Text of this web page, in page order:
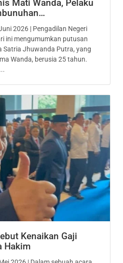
Mati Wanda, Pelaku
2026 | Pengadilan Negeri
ini mengumumkan putusan
Satria Jhuwanda Putra, yang
Wanda, berusia 25 tahun.
Kenaikan Gaji
Hakim